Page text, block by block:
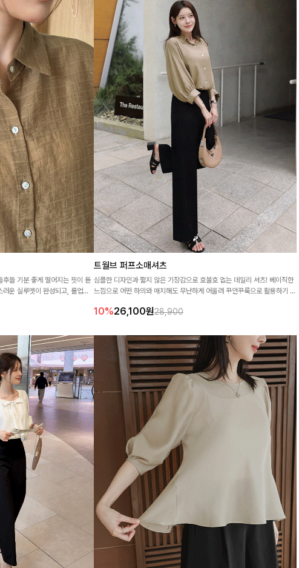
후들 기분 좋게 떨어지는 핏이 돋
운 실루엣이 완성되고, 롤업해
트월브 퍼프소매셔츠
심플한 디자인과 짧지 않은 기장감으로 호불호 없는 데일리 셔츠! 베이직한
느낌으로 어떤 하의와 매치해도 무난하게 어울려 꾸안꾸룩으로 활용하기 좋
10%26,100원28,900